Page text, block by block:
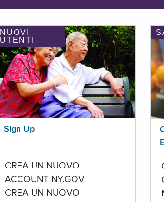
NUOVI
UTENTI
Sign Up
CREA UN NUOVO
ACCOUNT NY.GOV
CREA UN NUOVO